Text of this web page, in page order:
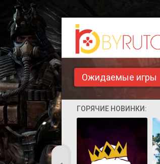
Ожидаемые игры
ГОРЯЧИЕ НОВИНКИ: